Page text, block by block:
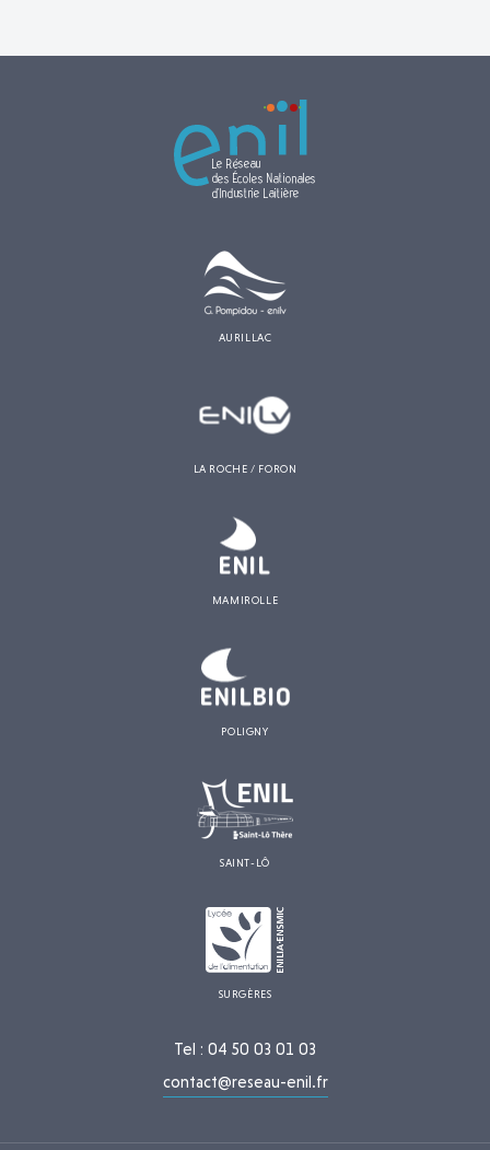
AURILLAC
LA ROCHE / FORON
MAMIROLLE
POLIGNY
SAINT-LÔ
SURGÈRES
Tel : 04 50 03 01 03
contact@reseau-enil.fr